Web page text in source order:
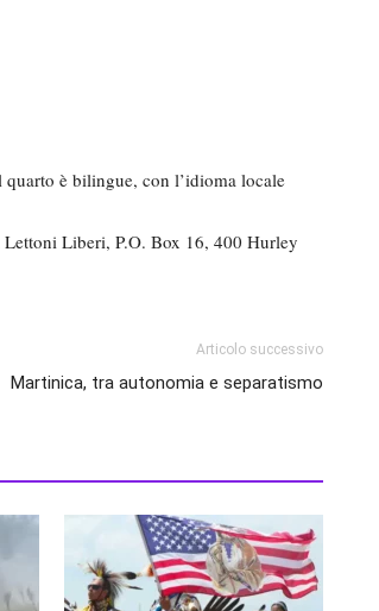
è bilingue, con l’idioma locale
Lettoni Liberi, P.O. Box 16, 400 Hurley
Articolo successivo
Martinica, tra autonomia e separatismo